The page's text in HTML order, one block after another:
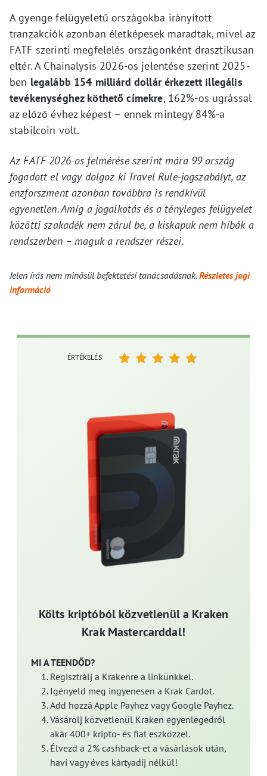
A gyenge felügyeletű országokba irányított
tranzakciók azonban életképesek maradtak, mivel az
FATF szerinti megfelelés országonként drasztikusan
eltér. A Chainalysis 2026-os jelentése szerint 2025-
ben legalább 154 milliárd dollár érkezett illegális
tevékenységhez köthető címekre, 162%-os ugrással
az előző évhez képest – ennek mintegy 84%-a
stabilcoin volt.
Az FATF 2026-os felmérése szerint mára 99 ország
fogadott el vagy dolgoz ki Travel Rule-jogszabályt, az
enzforszment azonban továbbra is rendkívül
egyenetlen. Amíg a jogalkotás és a tényleges felügyelet
közötti szakadék nem zárul be, a kiskapuk nem hibák a
rendszerben – maguk a rendszer részei.
Jelen írás nem minősül befektetési tanácsadásnak.Részletes jogi
információ
Költs kriptóból közvetlenül a Kraken
Krak Mastercarddal!
MI A TEENDŐD?
Regisztrálj a Krakenre a linkünkkel.
Igényeld meg ingyenesen a Krak Cardot.
Add hozzá Apple Payhez vagy Google Payhez.
Vásárolj közvetlenül Kraken egyenlegedről
akár 400+ kripto- és fiat eszközzel.
Élvezd a 2% cashback-et a vásárlások után,
havi vagy éves kártyadíj nélkül!
ÉRTÉKELÉS